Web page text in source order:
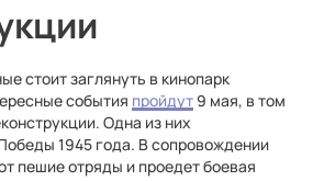
стоит заглянуть в кинопарк
события пройдут9 мая, в том
Одна из них
1945 года. В сопровождении
пешие отряды и проедет боевая